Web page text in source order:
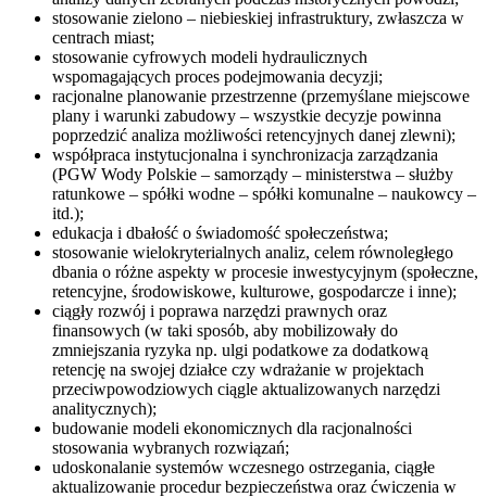
stosowanie zielono – niebieskiej infrastruktury, zwłaszcza w
centrach miast;
stosowanie cyfrowych modeli hydraulicznych
wspomagających proces podejmowania decyzji;
racjonalne planowanie przestrzenne (przemyślane miejscowe
plany i warunki zabudowy – wszystkie decyzje powinna
poprzedzić analiza możliwości retencyjnych danej zlewni);
współpraca instytucjonalna i synchronizacja zarządzania
(PGW Wody Polskie – samorządy – ministerstwa – służby
ratunkowe – spółki wodne – spółki komunalne – naukowcy –
itd.);
edukacja i dbałość o świadomość społeczeństwa;
stosowanie wielokryterialnych analiz, celem równoległego
dbania o różne aspekty w procesie inwestycyjnym (społeczne,
retencyjne, środowiskowe, kulturowe, gospodarcze i inne);
ciągły rozwój i poprawa narzędzi prawnych oraz
finansowych (w taki sposób, aby mobilizowały do
zmniejszania ryzyka np. ulgi podatkowe za dodatkową
retencję na swojej działce czy wdrażanie w projektach
przeciwpowodziowych ciągle aktualizowanych narzędzi
analitycznych);
budowanie modeli ekonomicznych dla racjonalności
stosowania wybranych rozwiązań;
udoskonalanie systemów wczesnego ostrzegania, ciągłe
aktualizowanie procedur bezpieczeństwa oraz ćwiczenia w